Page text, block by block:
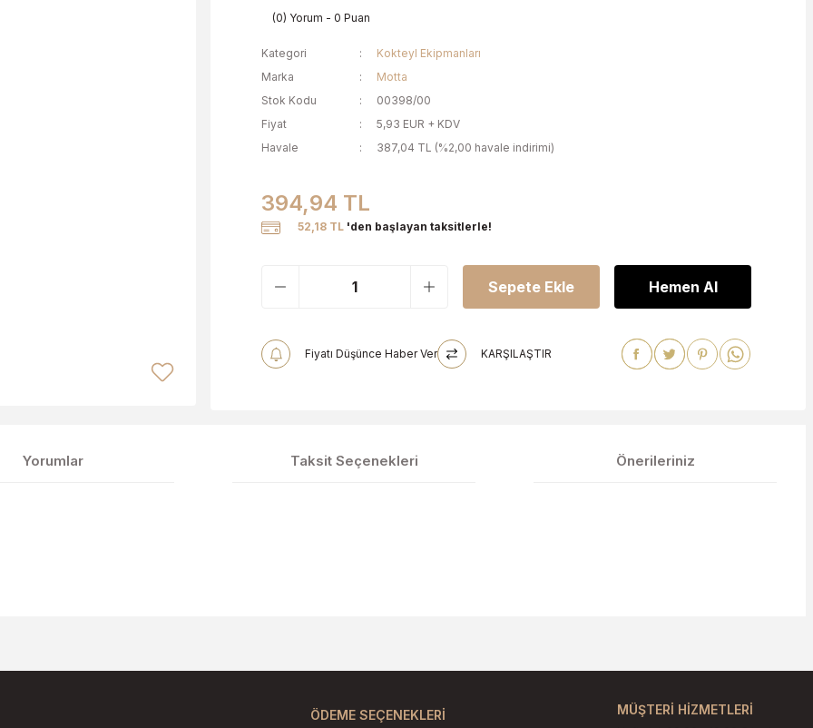
(0) Yorum - 0 Puan
Kategori
Kokteyl Ekipmanları
Marka
Motta
Stok Kodu
00398/00
Fiyat
5,93 EUR + KDV
Havale
387,04 TL (%2,00 havale indirimi)
394,94 TL
52,18 TL 'den başlayan taksitlerle!
Sepete Ekle Hemen Al
Fiyatı Düşünce Haber Ver KARŞILAŞTIR
Yorumlar Taksit Seçenekleri Önerileriniz
ÖDEME SEÇENEKLERİ MÜŞTERİ HİZMETLERİ